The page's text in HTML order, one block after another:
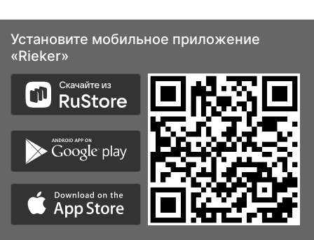
Установите мобильное приложение
«Rieker»